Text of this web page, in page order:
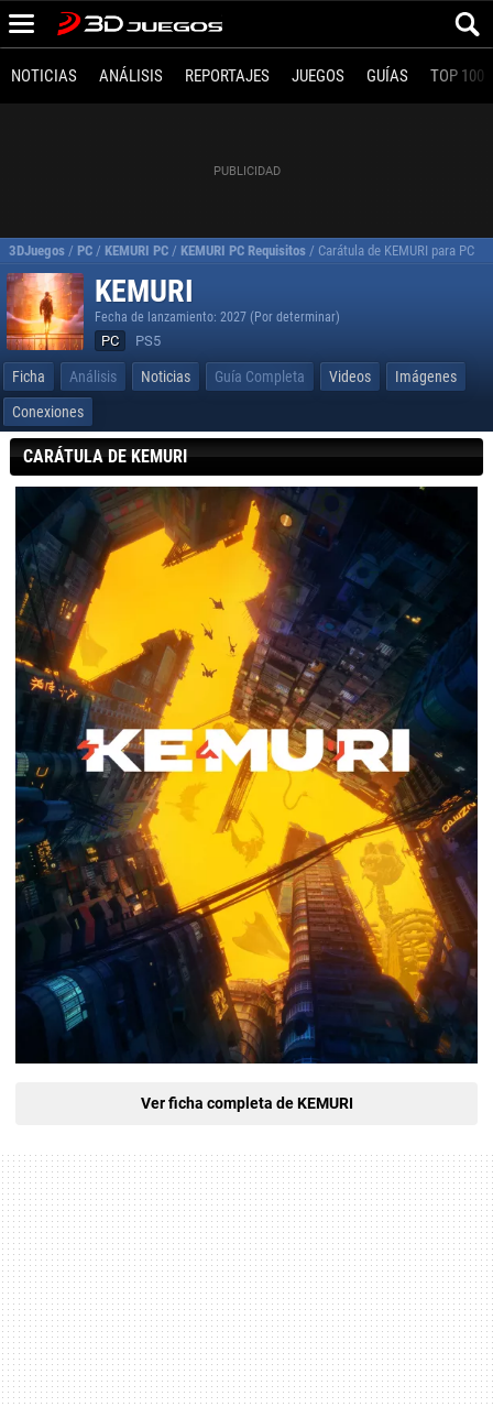
NOTICIAS ANÁLISIS REPORTAJES JUEGOS GUÍAS TOP 100
3DJuegos / PC / KEMURI PC / KEMURI PC Requisitos / Carátula de KEMURI para PC
KEMURI
Fecha de lanzamiento: 2027 (Por determinar)
PC PS5
Ficha Análisis Noticias Guía Completa Videos
Imágenes
Conexiones
CARÁTULA DE KEMURI
Ver ficha completa de KEMURI